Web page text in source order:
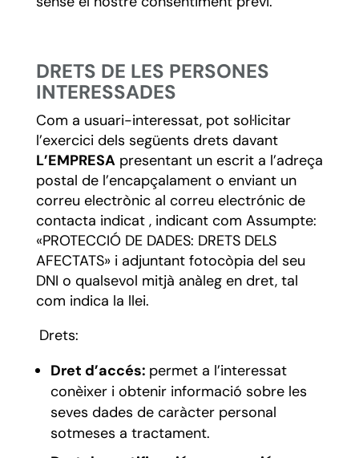
DRETS DE LES PERSONES
INTERESSADES
Com a usuari-interessat, pot sol·licitar
l’exercici dels següents drets davant
L’EMPRESApresentant un escrit a l’adreça
postal de l’encapçalament o enviant un
correu electrònic al correu electrónic de
contacta indicat , indicant com Assumpte:
«PROTECCIÓ DE DADES: DRETS DELS
AFECTATS» i adjuntant fotocòpia del seu
DNI o qualsevol mitjà anàleg en dret, tal
com indica la llei.
Drets:
Dret d’accés: permet a l’interessat
conèixer i obtenir informació sobre les
seves dades de caràcter personal
sotmeses a tractament.